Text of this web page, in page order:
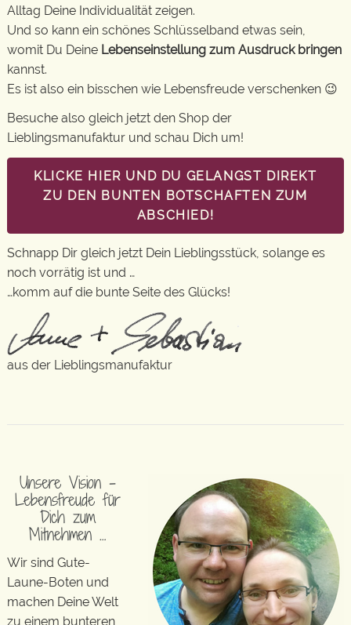
Alltag Deine Individualität zeigen.
Und so kann ein schönes Schlüsselband etwas sein,
womit Du Deine Lebenseinstellung zum Ausdruck bringen
kannst.
Es ist also ein bisschen wie Lebensfreude verschenken 😉
Besuche also gleich jetzt den Shop der
Lieblingsmanufaktur und schau Dich um!
KLICKE HIER UND DU GELANGST DIREKT
ZU DEN BUNTEN BOTSCHAFTEN ZUM
ABSCHIED!
Schnapp Dir gleich jetzt Dein Lieblingsstück, solange es
noch vorrätig ist und …
…komm auf die bunte Seite des Glücks!
aus der Lieblingsmanufaktur
Unsere Vision –
Lebensfreude für
Dich zum
Mitnehmen …
Wir sind Gute-
Laune-Boten und
machen Deine Welt
zu einem bunteren